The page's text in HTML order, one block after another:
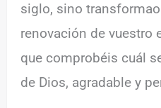
siglo, sino
renovación de vuestro
que comprobéis cuál
de Dios, agradable y